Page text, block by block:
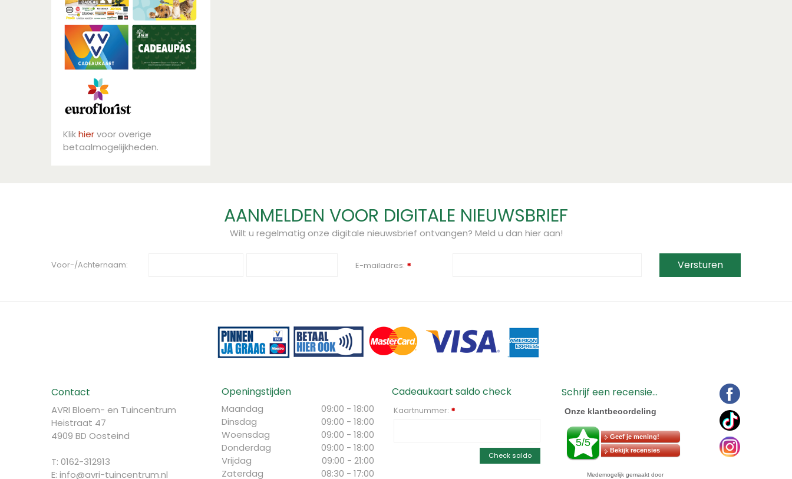
Klikhiervoor overige
betaalmogelijkheden.
AANMELDEN VOOR DIGITALE NIEUWSBRIEF
Wilt u regelmatig onze digitale nieuwsbrief ontvangen? Meld u dan hier aan!
Voor-/Achternaam: E-mailadres: *
Contact
AVRI Bloem- en Tuincentrum
Heistraat 47
4909 BD Oosteind
T: 0162-312913
E: info@avri-tuincentrum.nl
Openingstijden
Maandag
09:00 - 18:00
Dinsdag
09:00 - 18:00
Woensdag
09:00 - 18:00
Donderdag
09:00 - 18:00
Vrijdag
09:00 - 21:00
Zaterdag
08:30 - 17:00
Cadeaukaart saldo check
Kaartnummer: *
Check saldo
Schrijf een recensie...